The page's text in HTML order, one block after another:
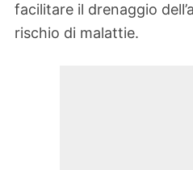
facilitare il drenaggio
rischio di malattie.